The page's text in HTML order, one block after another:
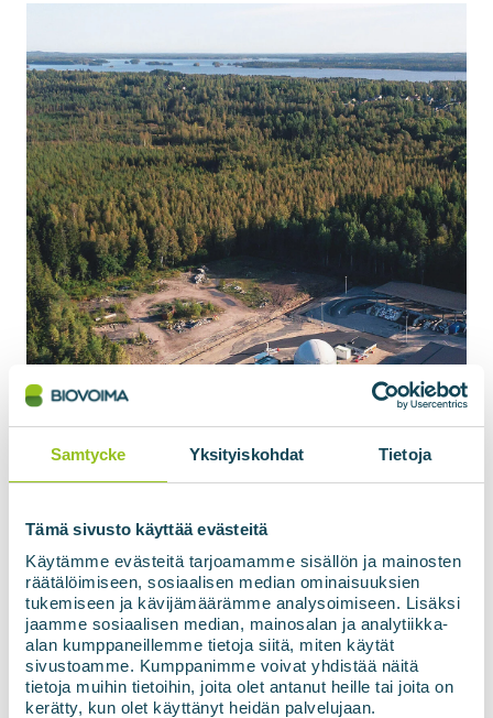
Samtycke Yksityiskohdat Tietoja
Tämä sivusto käyttää evästeitä
Käytämme evästeitä tarjoamamme sisällön ja mainosten
räätälöimiseen, sosiaalisen median ominaisuuksien
tukemiseen ja kävijämäärämme analysoimiseen. Lisäksi
jaamme sosiaalisen median, mainosalan ja analytiikka-
alan kumppaneillemme tietoja siitä, miten käytät
sivustoamme. Kumppanimme voivat yhdistää näitä
tietoja muihin tietoihin, joita olet antanut heille tai joita on
kerätty, kun olet käyttänyt heidän palvelujaan.
Håll dig uppdaterad
med de senaste
nyheterna om
förnybar energi